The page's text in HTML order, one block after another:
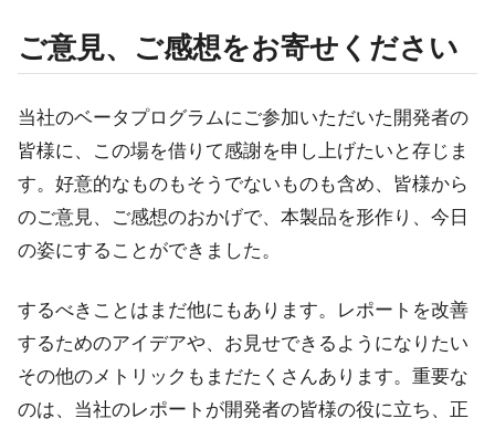
ご意見、ご感想をお寄せください
当社のベータプログラムにご参加いただいた開発者の
皆様に、この場を借りて感謝を申し上げたいと存じま
す。好意的なものもそうでないものも含め、皆様から
のご意見、ご感想のおかげで、本製品を形作り、今日
の姿にすることができました。
するべきことはまだ他にもあります。レポートを改善
するためのアイデアや、お見せできるようになりたい
その他のメトリックもまだたくさんあります。重要な
のは、当社のレポートが開発者の皆様の役に立ち、正